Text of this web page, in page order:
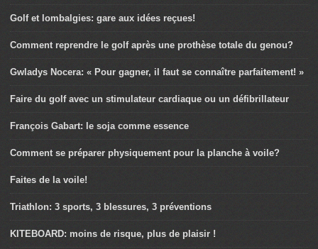
Golf et lombalgies: gare aux idées reçues!
Comment reprendre le golf après une prothèse totale du genou?
Gwladys Nocera: « Pour gagner, il faut se connaître parfaitement! »
Faire du golf avec un stimulateur cardiaque ou un défibrillateur
François Gabart: le soja comme essence
Comment se préparer physiquement pour la planche à voile?
Faites de la voile!
Triathlon: 3 sports, 3 blessures, 3 préventions
KITEBOARD: moins de risque, plus de plaisir !